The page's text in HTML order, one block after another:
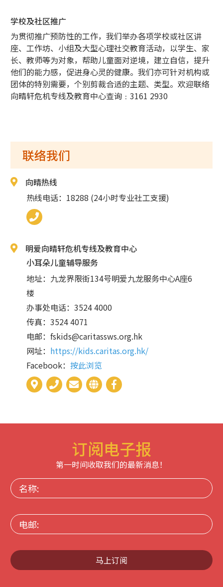
学校及社区推广
为贯彻推广预防性的工作，我们举办各项学校或社区讲
座、工作坊、小组及大型心理社交教育活动，以学生、家
长、教师等为对象，帮助儿童面对逆境，建立自信，提升
他们的能力感，促进身心灵的健康。我们亦可针对机构或
团体的特别需要，个别剪裁合适的主题、类型。欢迎联络
向晴轩危机专线及教育中心查询﹕3161 2930
联络我们
向晴热线
热线电话：18288 (24小时专业社工支援)
明爱向晴轩危机专线及教育中心
小耳朵儿童辅导服务
地址：九龙界限街134号明爱九龙服务中心A座6
楼
办事处电话：3524 4000
传真：3524 4071
电邮： fskids@caritassws.org.hk
网址： https://kids.caritas.org.hk/
Facebook： 按此浏览
订阅电子报
第一时间收取我们的最新消息！
名
称:
电
邮:
马上订阅